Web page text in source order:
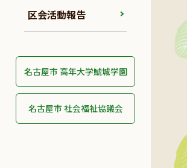
区会活動報告
名古屋市 高年大学鯱城学園
名古屋市 社会福祉協議会